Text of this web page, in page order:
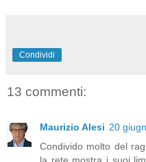
Condividi
13 commenti:
Maurizio Alesi 20
Condivido molto del